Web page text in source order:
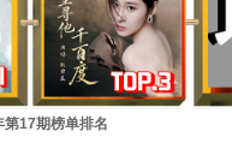
第17期榜单排名